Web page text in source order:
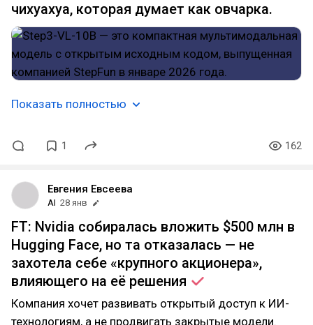
чихуахуа, которая думает как овчарка.
Показать полностью
1 162
Евгения Евсеева
AI 28 янв
FT: Nvidia собиралась вложить $500 млн в
Hugging Face, но та отказалась — не
захотела себе «крупного акционера»,
влияющего на её решения
Компания хочет развивать открытый доступ к ИИ-
технологиям, а не продвигать закрытые модели.